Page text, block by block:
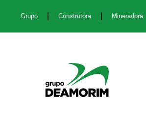
Grupo Construtora Mineradora